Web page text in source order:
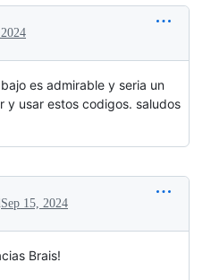
es admirable y seria un
y usar estos codigos. saludos
Sep 15, 2024
Brais!